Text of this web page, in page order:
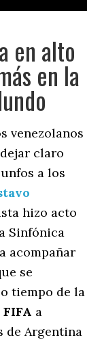
en alto
en la
venezolanos
claro
a los
hizo acto
Sinfónica
acompañar
se
tiempo de la
a
de Argentina